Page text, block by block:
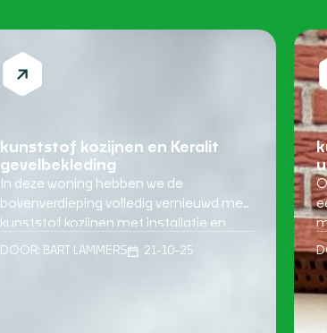
kunststof kozijnen en Keralit
gevelbekleding
In deze woning hebben we de
bovenverdieping volledig vernieuwd met
kunststof kozijnen met installatie en
Keralit kunststof gevelbekleding. De
DOOR: BART LAMMERS 21-10-25